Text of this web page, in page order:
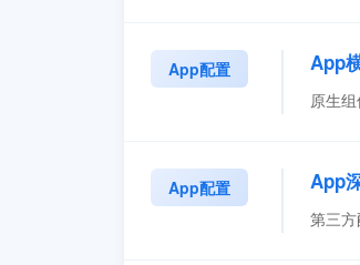
App配置 App
原生
App配置 App
第三